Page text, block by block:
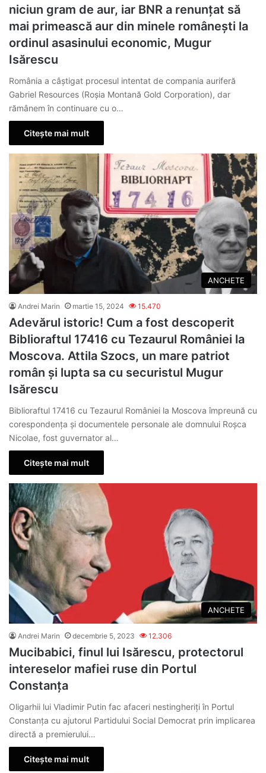
niciun gram de aur, iar BNR a renunțat să
mai primească aur din minele românești la
ordinul asasinului economic, Mugur
Isărescu
România a câștigat procesul intentat de compania auriferă
Gabriel Resources (Roșia Montană Gold Corporation), dar
rămânem în continuare cu o…
Citește mai mult
ANCHETE
Andrei Marin martie 15, 2024 15.470
Adevărul istoric! Cum a fost descoperit
Biblioraftul 17416 cu Tezaurul României la
Moscova. Attila Szocs, un mare patriot
român și lupta sa cu securistul Mugur
Isărescu
Biblioraftul 17416 cu Tezaurul României la Moscova împreună cu
corespondența și documentele personale ale domnului Roșca
Nicolae, fost guvernator al…
Citește mai mult
ANCHETE
Andrei Marin decembrie 5, 2023 12.306
Mucibabici, finul lui Isărescu, protectorul
intereselor mafiei ruse din Portul
Constanța
Oligarhii lui Vladimir Putin fac afaceri nestingheriți în Portul
Constanța cu ajutorul Partidului Social Democrat prin implicarea
directă a premierului…
Citește mai mult